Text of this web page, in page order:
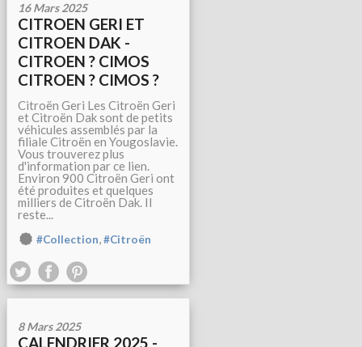
16 Mars 2025
CITROEN GERI ET
CITROEN DAK -
CITROEN ? CIMOS
CITROEN ? CIMOS ?
Citroën Geri Les Citroën Geri
et Citroën Dak sont de petits
véhicules assemblés par la
filiale Citroën en Yougoslavie.
Vous trouverez plus
d'information par ce lien.
Environ 900 Citroën Geri ont
été produites et quelques
milliers de Citroën Dak. Il
reste...
#Collection,#Citroën
8 Mars 2025
CALENDRIER 2025 -